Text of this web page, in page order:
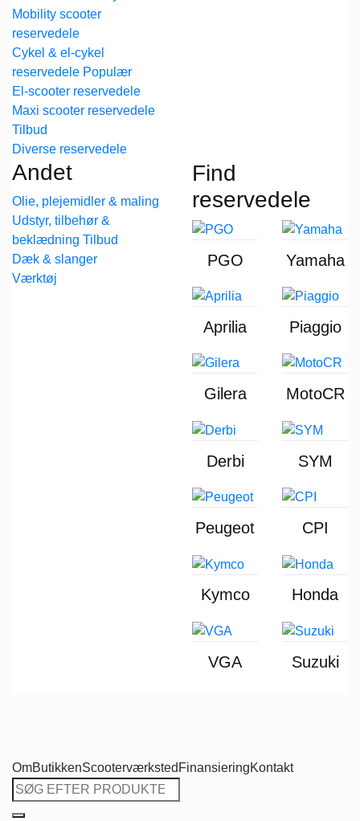
Mobility scooter
reservedele
Cykel & el-cykel
reservedele
El-scooter reservedele
Maxi scooter reservedele
Diverse reservedele
Andet
Olie, plejemidler & maling
Udstyr, tilbehør &
beklædning
Dæk & slanger
Værktøj
Find
reservedele
PGO Yamaha
Aprilia Piaggio
Gilera MotoCR
Derbi SYM
Peugeot CPI
Kymco Honda
VGA Suzuki
OmButikkenScooterværksted FinansieringKontakt
Søg
efter: